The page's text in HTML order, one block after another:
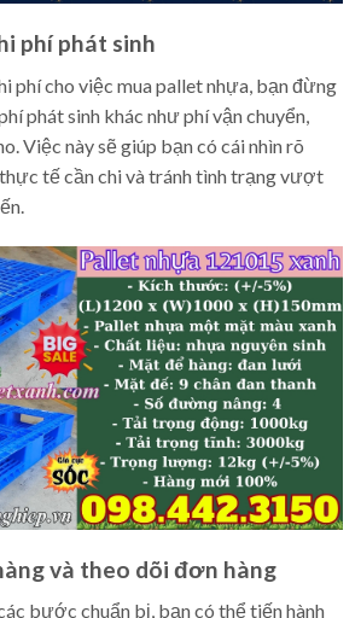
phí phát sinh
phí cho việc mua pallet nhựa, bạn đừng
phát sinh khác như phí vận chuyển,
Việc này sẽ giúp bạn có cái nhìn rõ
tế cần chi và tránh tình trạng vượt
và theo dõi đơn hàng
bước chuẩn bị, bạn có thể tiến hành